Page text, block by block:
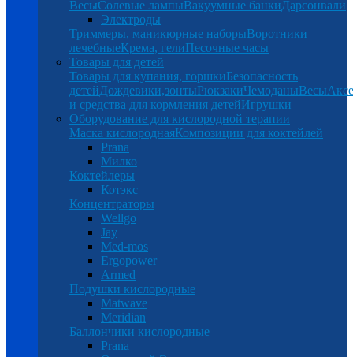
ВесыСолевые лампыВакуумные банкиДарсонвали
Электроды
Триммеры, маникюрные наборыВоротники
лечебныеКрема, гелиПесочные часы
Товары для детей
Товары для купания, горшкиБезопасность
детейДождевики,зонтыРюкзакиЧемоданыВесы
и средства для кормления детейИгрушки
Оборудование для кислородной терапии
Маска кислороднаяКомпозиции для коктейлей
Prana
Милко
Коктейлеры
Котэкс
Концентраторы
Wellgo
Jay
Med-mos
Ergopower
Armed
Подушки кислородные
Matwave
Meridian
Баллончики кислородные
Prana